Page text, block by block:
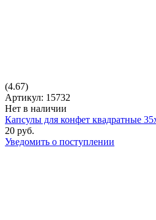
(4.67)
Артикул: 15732
Нет в наличии
Капсулы для конфет квадратные
20 руб.
Уведомить о поступлении